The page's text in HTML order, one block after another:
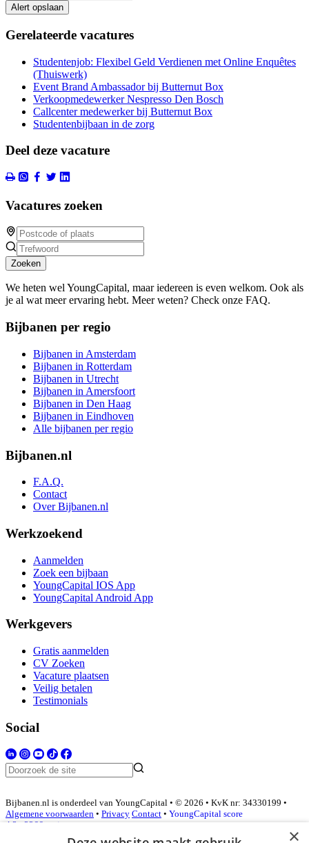
Alert opslaan
Gerelateerde vacatures
Studentenjob: Flexibel Geld Verdienen met Online Enquêtes
(Thuiswerk)
Event Brand Ambassador bij Butternut Box
Verkoopmedewerker Nespresso Den Bosch
Callcenter medewerker bij Butternut Box
Studentenbijbaan in de zorg
Deel deze vacature
Vacatures zoeken
Zoeken
We heten wel YoungCapital, maar iedereen is even welkom. Ook als
je al wat meer ervaring hebt. Meer weten? Check onze FAQ.
Bijbanen per regio
Bijbanen in Amsterdam
Bijbanen in Rotterdam
Bijbanen in Utrecht
Bijbanen in Amersfoort
Bijbanen in Den Haag
Bijbanen in Eindhoven
Alle bijbanen per regio
Bijbanen.nl
F.A.Q.
Contact
Over Bijbanen.nl
Werkzoekend
Aanmelden
Zoek een bijbaan
YoungCapital IOS App
YoungCapital Android App
Werkgevers
Gratis aanmelden
CV Zoeken
Vacature plaatsen
Veilig betalen
Testimonials
Social
Bijbanen.nl is onderdeel van YoungCapital • © 2026 • KvK nr: 34330199 •
Algemene voorwaarden • Privacy Contact • YoungCapital score
4.3 - 3366 reviews
×